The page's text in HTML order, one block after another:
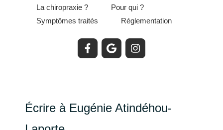
La chiropraxie ?
Pour qui ?
Symptômes traités
Réglementation
Écrire à Eugénie Atindéhou-